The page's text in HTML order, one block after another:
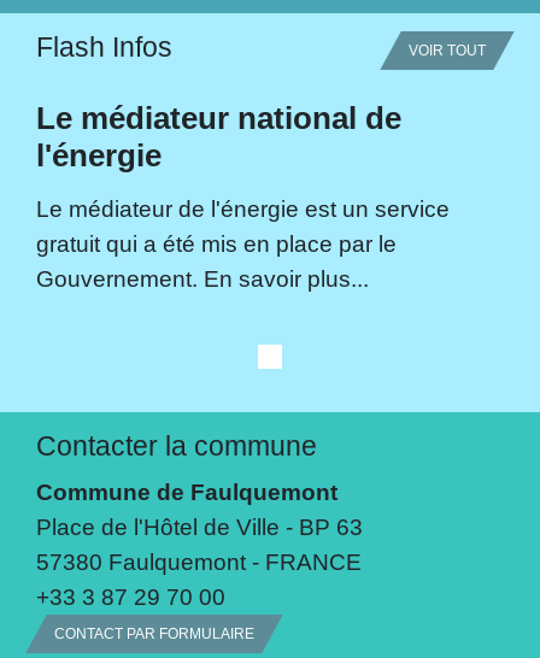
Flash Infos VOIR TOUT
Le médiateur national de
l'énergie
Le médiateur de l'énergie est un service
gratuit qui a été mis en place par le
Gouvernement. En savoir plus...
Contacter la commune
Commune de Faulquemont
Place de l'Hôtel de Ville - BP 63
57380 Faulquemont - FRANCE
+33 3 87 29 70 00
CONTACT PAR FORMULAIRE